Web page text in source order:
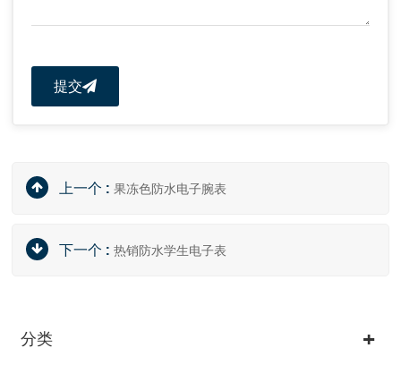
提交
上一个 :果冻色防水电子腕表
下一个 :热销防水学生电子表
分类